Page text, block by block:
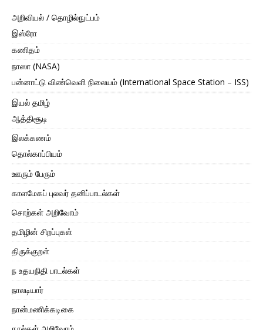
அறிவியல் / தொழில்நுட்பம்
இஸ்ரோ
கணிதம்
நாஸா (NASA)
பன்னாட்டு விண்வெளி நிலையம் (International Space Station – ISS)
இயல் தமிழ்
ஆத்திசூடி
இலக்கணம்
தொல்காப்பியம்
ஊரும் பேரும்
காளமேகப் புலவர் தனிப்பாடல்கள்
சொற்கள் அறிவோம்
தமிழின் சிறப்புகள்
திருக்குறள்
ந உதயநிதி பாடல்கள்
நாலடியார்
நான்மணிக்கடிகை